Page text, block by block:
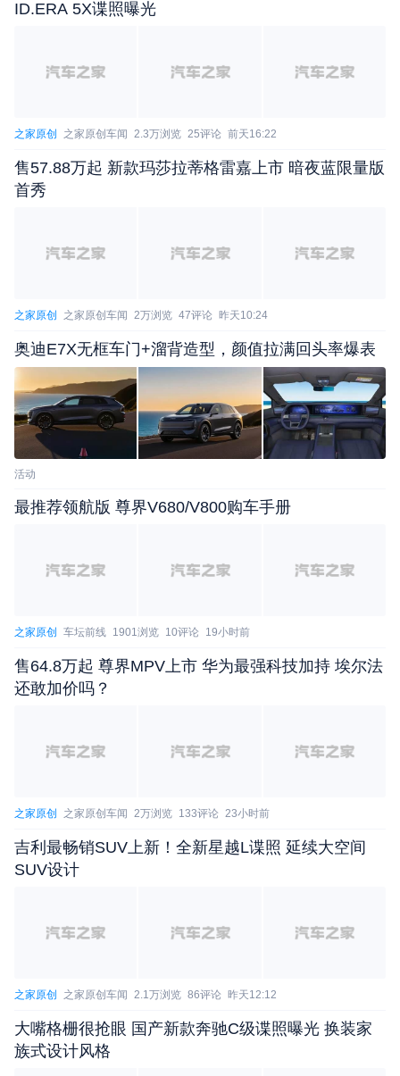
动力方面，新车依旧搭载2.0T涡轮增压发动机，可输
配7挡湿式双离合变速箱和8挡手自一体变速箱。车辆
野7种驾驶模式以及四驱系统可供选择。（文/汽车之
ID.ERA 5X谍照曝光
之家原创 之家原创车闻 2.3万浏览 25评论 前天16:22
售57.88万起 新款玛莎拉蒂格雷嘉上市 暗夜蓝限量版
首秀
之家原创 之家原创车闻 2万浏览 47评论 昨天10:24
奥迪E7X无框车门+溜背造型，颜值拉满回头率爆表
活动
最推荐领航版 尊界V680/V800购车手册
之家原创 车坛前线 1901浏览 10评论 19小时前
售64.8万起 尊界MPV上市 华为最强科技加持 埃尔法
还敢加价吗？
之家原创 之家原创车闻 2万浏览 133评论 23小时前
吉利最畅销SUV上新！全新星越L谍照 延续大空间
SUV设计
之家原创 之家原创车闻 2.1万浏览 86评论 昨天12:12
大嘴格栅很抢眼 国产新款奔驰C级谍照曝光 换装家
族式设计风格